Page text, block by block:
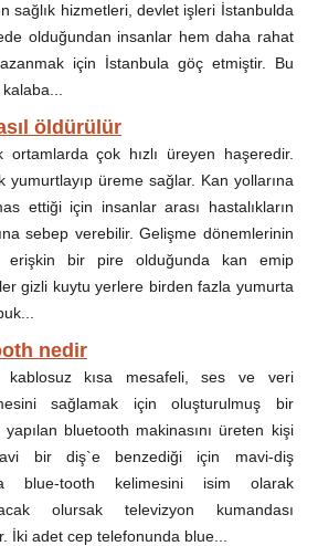
sağlık hizmetleri, devlet işleri İstanbulda
olduğundan insanlar hem daha rahat
için İstanbula göç etmiştir. Bu
öldürülür
ortamlarda çok hızlı üreyen haşeredir.
yumurtlayıp üreme sağlar. Kan yollarına
ettiği için insanlar arası hastalıkların
sebep verebilir. Gelişme dönemlerinin
erişkin bir pire olduğunda kan emip
gizli kuytu yerlere birden fazla yumurta
nedir
kablosuz kısa mesafeli, ses ve veri
sağlamak için oluşturulmuş bir
yapılan bluetooth makinasını üreten kişi
bir diş`e benzediği için mavi-diş
blue-tooth kelimesini isim olarak
olursak televizyon kumandası
İki adet cep telefonunda blue...